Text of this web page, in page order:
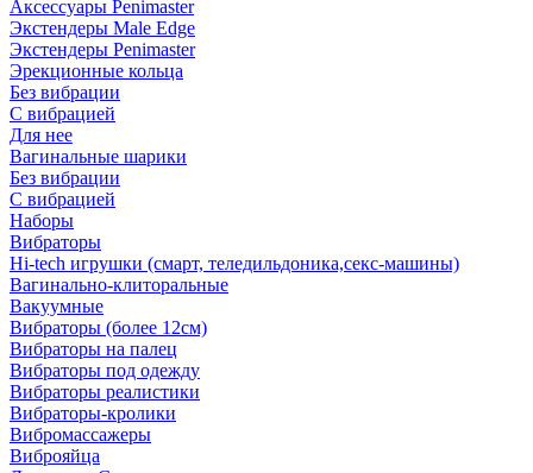
Аксессуары Penimaster
Экстендеры Male Edge
Экстендеры Penimaster
Эрекционные кольца
Без вибрации
С вибрацией
Для нее
Вагинальные шарики
Без вибрации
С вибрацией
Наборы
Вибраторы
Hi-tech игрушки (смарт, теледильдоника,секс-машины)
Вагинально-клиторальные
Вакуумные
Вибраторы (более 12см)
Вибраторы на палец
Вибраторы под одежду
Вибраторы реалистики
Вибраторы-кролики
Вибромассажеры
Виброяйца